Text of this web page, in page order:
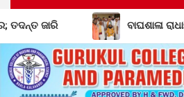
ବାଘଶାଳା ରାଧାକାନ୍ତ ମଠ ମହନ୍ତ